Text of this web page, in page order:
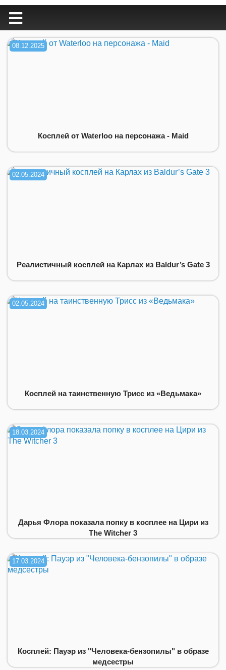
08.12.2025
Косплей от Waterloo на персонажа - Maid
02.05.2024
Реалистичный косплей на Карлах из Baldur’s Gate 3
02.05.2024
Косплей на таинственную Трисс из «Ведьмака»
18.03.2024
Дарья Флора показала попку в косплее на Цири из
The Witcher 3
17.03.2024
Косплей: Пауэр из "Человека-бензопилы" в образе
медсестры